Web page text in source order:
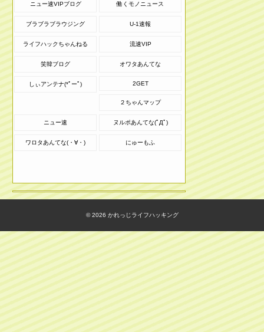
ニュー速VIPブログ 働くモノニュース
ブラブラブラウジング U-1速報
ライフハックちゃんねる 流速VIP
笑韓ブログ オワタあんてな
しぃアンテナ(*ﾟーﾟ) 2GET
２ちゃんマップ
ニュー速 ヌルポあんてな(ﾟДﾟ)
ワロタあんてな(・∀・) にゅーもふ
© 2026 かれっじライフハッキング